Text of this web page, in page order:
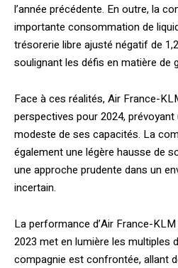
l’année précédente. En outre, la
importante consommation de
trésorerie libre ajusté négatif de
soulignant les défis en matière de
Face à ces réalités, Air France-
perspectives pour 2024,
modeste de ses capacités. La
également une légère hausse de
une approche prudente dans un
incertain.
La performance d’Air France-
2023 met en lumière les multiples
compagnie est confrontée, allant